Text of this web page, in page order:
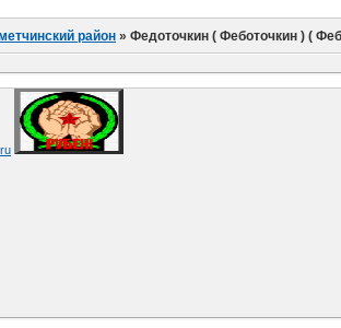
район »Федоточкин ( Феботочкин ) (